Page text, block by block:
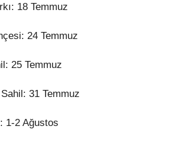
18 Temmuz
24 Temmuz
25 Temmuz
31 Temmuz
1-2 Ağustos